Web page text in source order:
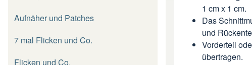
Aufnäher und Patches
7 mal Flicken und Co.
Flicken und Co.
1 cm x 1 cm.
Das
und
Vorderteil
übertragen.